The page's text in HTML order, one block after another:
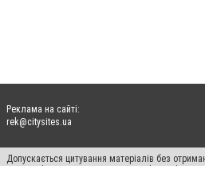
Реклама на сайті:
rek@citysites.ua
Допускається цитування матеріалів без
систем гіперпосилання на цитовані статті не